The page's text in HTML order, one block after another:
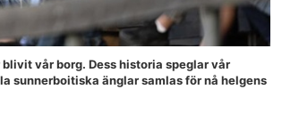
vår borg. Dess historia speglar vår
sunnerboitiska änglar samlas för nå helgens